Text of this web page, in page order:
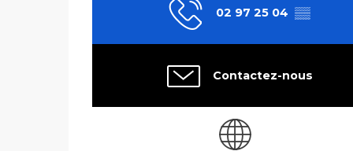
02 97 25 04 ▒▒
Contactez-nous